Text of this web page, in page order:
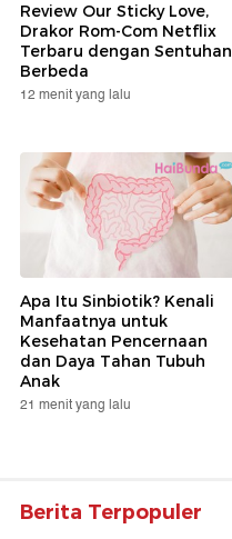
Review Our Sticky Love,
Drakor Rom-Com Netflix
Terbaru dengan Sentuhan
Berbeda
12 menit yang lalu
Apa Itu Sinbiotik? Kenali
Manfaatnya untuk
Kesehatan Pencernaan
dan Daya Tahan Tubuh
Anak
21 menit yang lalu
Berita Terpopuler